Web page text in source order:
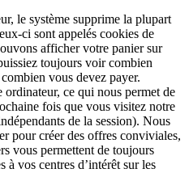
le système supprime la plupart
ci sont appelés cookies de
afficher votre panier sur
toujours voir combien
vous devez payer.
ordinateur, ce qui nous permet de
fois que vous visitez notre
de la session). Nous
pour créer des offres conviviales,
vous permettent de toujours
à vos centres d’intérêt sur les